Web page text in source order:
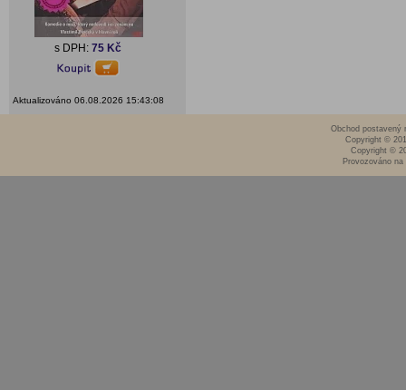
s DPH:75 Kč
Aktualizováno 06.08.2026 15:43:08
Obchod postavený
Copyright ©
Copyright ©
Provozováno